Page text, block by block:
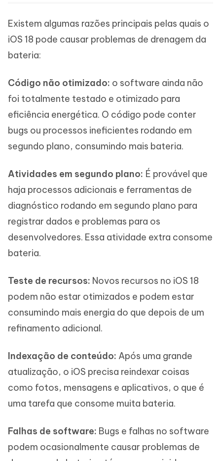
Existem algumas razões principais pelas quais o
iOS 18 pode causar problemas de drenagem da
bateria:
Código não otimizado: o software ainda não
foi totalmente testado e otimizado para
eficiência energética. O código pode conter
bugs ou processos ineficientes rodando em
segundo plano, consumindo mais bateria.
Atividades em segundo plano: É provável que
haja processos adicionais e ferramentas de
diagnóstico rodando em segundo plano para
registrar dados e problemas para os
desenvolvedores. Essa atividade extra consome
bateria.
Teste de recursos: Novos recursos no iOS 18
podem não estar otimizados e podem estar
consumindo mais energia do que depois de um
refinamento adicional.
Indexação de conteúdo: Após uma grande
atualização, o iOS precisa reindexar coisas
como fotos, mensagens e aplicativos, o que é
uma tarefa que consome muita bateria.
Falhas de software: Bugs e falhas no software
podem ocasionalmente causar problemas de